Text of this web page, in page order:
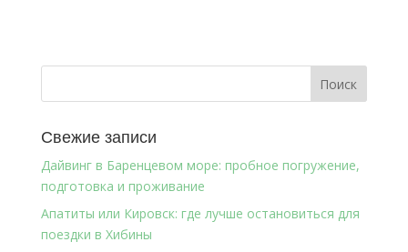
Свежие записи
Дайвинг в Баренцевом море: пробное погружение,
подготовка и проживание
Апатиты или Кировск: где лучше остановиться для
поездки в Хибины